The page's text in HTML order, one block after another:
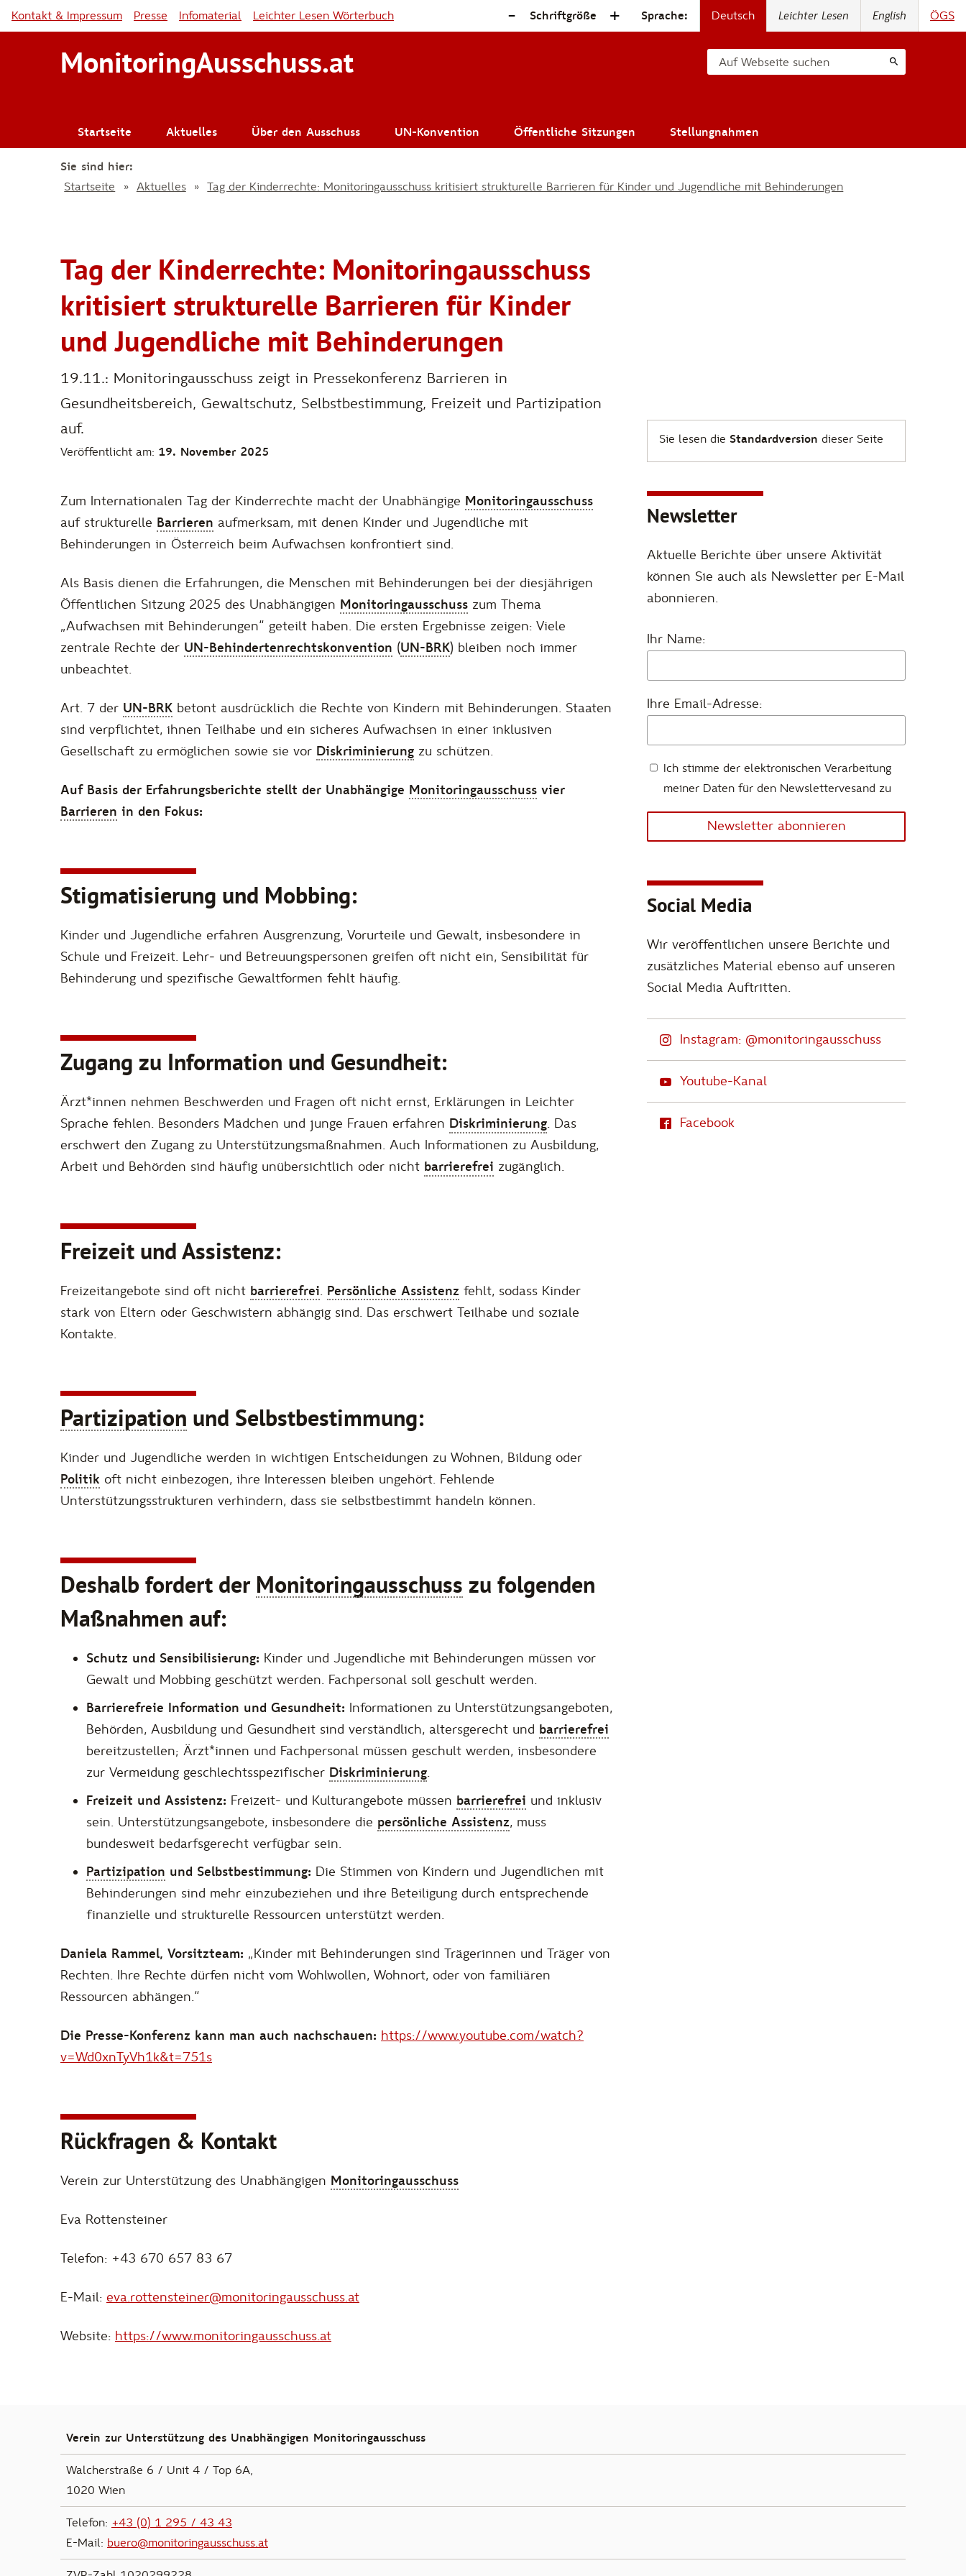
Kontakt & Impressum Presse Infomaterial Leichter Lesen Wörterbuch Schriftgröße
- + Sprache: Deutsch Leichter Lesen English ÖGS
MonitoringAusschuss.at Auf Webseite suchen
Startseite Aktuelles Über den Ausschuss UN-Konvention Öffentliche Sitzungen Stellungnahmen
Sie sind hier:
Startseite
Aktuelles Tag der Kinderrechte: Monitoringausschuss kritisiert strukturelle Barrieren für Kinder und Jugendliche mit Behinderungen
Sie lesen die Standardversion dieser Seite
Tag der Kinderrechte: Monitoringausschuss
kritisiert strukturelle Barrieren für Kinder
und Jugendliche mit Behinderungen
19.11.: Monitoringausschuss zeigt in Pressekonferenz Barrieren in
Gesundheitsbereich, Gewaltschutz, Selbstbestimmung, Freizeit und Partizipation
auf.
Veröffentlicht am: 19. November 2025
Zum Internationalen Tag der Kinderrechte macht der Unabhängige Monitoringausschuss
auf strukturelle Barrieren aufmerksam, mit denen Kinder und Jugendliche mit
Behinderungen in Österreich beim Aufwachsen konfrontiert sind.
Als Basis dienen die Erfahrungen, die Menschen mit Behinderungen bei der diesjährigen
Öffentlichen Sitzung 2025 des Unabhängigen Monitoringausschuss zum Thema
„Aufwachsen mit Behinderungen“ geteilt haben. Die ersten Ergebnisse zeigen: Viele
zentrale Rechte der UN-Behindertenrechtskonvention (UN-BRK) bleiben noch immer
unbeachtet.
Art. 7 der UN-BRK betont ausdrücklich die Rechte von Kindern mit Behinderungen. Staaten
sind verpflichtet, ihnen Teilhabe und ein sicheres Aufwachsen in einer inklusiven
Gesellschaft zu ermöglichen sowie sie vor Diskriminierung zu schützen.
Auf Basis der Erfahrungsberichte stellt der Unabhängige Monitoringausschuss vier
Barrieren in den Fokus:
Stigmatisierung und Mobbing:
Kinder und Jugendliche erfahren Ausgrenzung, Vorurteile und Gewalt, insbesondere in
Schule und Freizeit. Lehr‑ und Betreuungspersonen greifen oft nicht ein, Sensibilität für
Behinderung und spezifische Gewaltformen fehlt häufig.
Zugang zu Information und Gesundheit:
Ärzt*innen nehmen Beschwerden und Fragen oft nicht ernst, Erklärungen in Leichter
Sprache fehlen. Besonders Mädchen und junge Frauen erfahren Diskriminierung. Das
erschwert den Zugang zu Unterstützungsmaßnahmen. Auch Informationen zu Ausbildung,
Arbeit und Behörden sind häufig unübersichtlich oder nicht barrierefrei zugänglich.
Freizeit und Assistenz:
Freizeitangebote sind oft nicht barrierefrei. Persönliche Assistenz fehlt, sodass Kinder
stark von Eltern oder Geschwistern abhängig sind. Das erschwert Teilhabe und soziale
Kontakte.
Partizipation und Selbstbestimmung:
Kinder und Jugendliche werden in wichtigen Entscheidungen zu Wohnen, Bildung oder
Politik oft nicht einbezogen, ihre Interessen bleiben ungehört. Fehlende
Unterstützungsstrukturen verhindern, dass sie selbstbestimmt handeln können.
Deshalb fordert der Monitoringausschuss zu folgenden
Maßnahmen auf:
Schutz und Sensibilisierung: Kinder und Jugendliche mit Behinderungen müssen vor
Gewalt und Mobbing geschützt werden. Fachpersonal soll geschult werden.
Barrierefreie Information und Gesundheit: Informationen zu Unterstützungsangeboten,
Behörden, Ausbildung und Gesundheit sind verständlich, altersgerecht und barrierefrei
bereitzustellen; Ärzt*innen und Fachpersonal müssen geschult werden, insbesondere
zur Vermeidung geschlechtsspezifischer Diskriminierung.
Freizeit und Assistenz: Freizeit- und Kulturangebote müssen barrierefrei und inklusiv
sein. Unterstützungsangebote, insbesondere die persönliche Assistenz, muss
bundesweit bedarfsgerecht verfügbar sein.
Partizipation und Selbstbestimmung: Die Stimmen von Kindern und Jugendlichen mit
Behinderungen sind mehr einzubeziehen und ihre Beteiligung durch entsprechende
finanzielle und strukturelle Ressourcen unterstützt werden.
Daniela Rammel, Vorsitzteam: „Kinder mit Behinderungen sind Trägerinnen und Träger von
Rechten. Ihre Rechte dürfen nicht vom Wohlwollen, Wohnort, oder von familiären
Ressourcen abhängen.“
Die Presse-Konferenz kann man auch nachschauen: https://www.youtube.com/watch?
v=Wd0xnTyVh1k&t=751s
Rückfragen & Kontakt
Verein zur Unterstützung des Unabhängigen Monitoringausschuss
Eva Rottensteiner
Telefon: +43 670 657 83 67
E-Mail: eva.rottensteiner@monitoringausschuss.at
Website: https://www.monitoringausschuss.at
Newsletter
Aktuelle Berichte über unsere Aktivität
können Sie auch als Newsletter per E-Mail
abonnieren.
Ihr Name:
Ihre Email-Adresse:
Ich stimme der elektronischen Verarbeitung
meiner Daten für den Newslettervesand zu
Newsletter abonnieren
Social Media
Wir veröffentlichen unsere Berichte und
zusätzliches Material ebenso auf unseren
Social Media Auftritten.
Instagram: @monitoringausschuss
Youtube-Kanal
Facebook
Verein zur Unterstützung des Unabhängigen Monitoringausschuss
Walcherstraße 6 / Unit 4 / Top 6A,
1020 Wien
Telefon: +43 (0) 1 295 / 43 43
E-Mail: buero@monitoringausschuss.at